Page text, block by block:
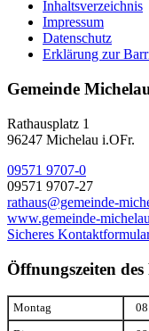
Inhaltsverzeichnis
Impressum
Datenschutz
Erklärung zur
Gemeinde
Rathausplatz 1
96247 Michelau i.OFr.
09571 9707-0
09571 9707-27
rathaus@gemeinde-
www.gemeinde-
Sicheres
Öffnungszeiten des
Montag